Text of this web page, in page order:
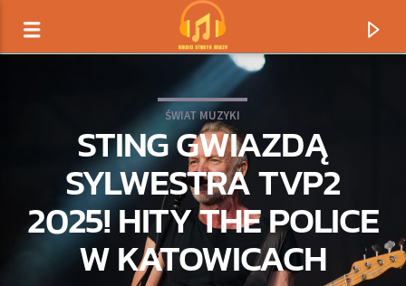
ŚWIAT MUZYKI
STING GWIAZDĄ
SYLWESTRA TVP2
2025! HITY THE POLICE
W KATOWICACH